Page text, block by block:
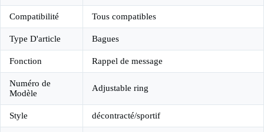
Compatibilité Tous compatibles
Type D'article Bagues
Fonction Rappel de message
Numéro de
Modèle
Adjustable ring
Style décontracté/sportif